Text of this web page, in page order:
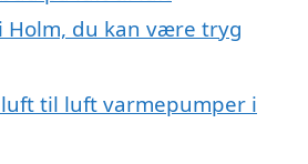
Holm, du kan være tryg
til luft varmepumper i